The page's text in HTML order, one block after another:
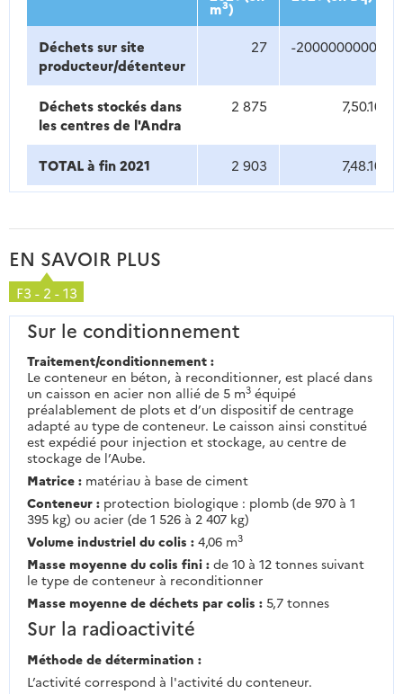
m3)
Déchets sur site
producteur/détenteur
27 -200000000000
Déchets stockés dans
les centres de l'Andra
2 875 7,50.10
TOTAL à fin 2021 2 903 7,48.10
EN SAVOIR PLUS
F3 - 2 - 13
Sur le conditionnement
Traitement/conditionnement :
Le conteneur en béton, à reconditionner, est placé dans
un caisson en acier non allié de 5 m3équipé
préalablement de plots et d’un dispositif de centrage
adapté au type de conteneur. Le caisson ainsi constitué
est expédié pour injection et stockage, au centre de
stockage de l’Aube.
Matrice :matériau à base de ciment
Conteneur : protection biologique : plomb (de 970 à 1
395 kg) ou acier (de 1 526 à 2 407 kg)
Volume industriel du colis :4,06 m3
Masse moyenne du colis fini : de 10 à 12 tonnes suivant
le type de conteneur à reconditionner
Masse moyenne de déchets par colis :5,7 tonnes
Sur la radioactivité
Méthode de détermination :
L’activité correspond à l'activité du conteneur.